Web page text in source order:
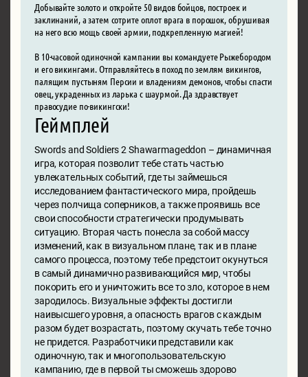
Добывайте золото и откройте 50 видов бойцов, построек и
заклинаний, а затем сотрите оплот врага в порошок, обрушивая
на него всю мощь своей армии, подкрепленную магией!
В 10-часовой одиночной кампании вы командуете Рыжебородом
и его викингами. Отправляйтесь в поход по землям викингов,
палящим пустыням Персии и владениям демонов, чтобы спасти
овец, украденных из ларька с шаурмой. Да здравствует
правосудие по-викингски!
Геймплей
Swords and Soldiers 2 Shawarmageddon – динамичная
игра, которая позволит тебе стать частью
увлекательных событий, где ты займешься
исследованием фантастического мира, пройдешь
через полчища соперников, а также проявишь все
свои способности стратегически продумывать
ситуацию. Вторая часть понесла за собой массу
изменений, как в визуальном плане, так и в плане
самого процесса, поэтому тебе предстоит окунуться
в самый динамично развивающийся мир, чтобы
покорить его и уничтожить все то зло, которое в нем
зародилось. Визуальные эффекты достигли
наивысшего уровня, а опасность врагов с каждым
разом будет возрастать, поэтому скучать тебе точно
не придется. Разработчики представили как
одиночную, так и многопользовательскую
кампанию, где в первой ты сможешь здорово